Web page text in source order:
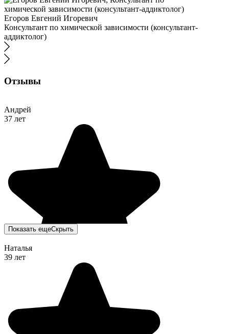
Егоров Евгений Игоревич
Консультант по химической зависимости (консультант-
аддиктолог)
Отзывы
Андрей
37 лет
Показать ещеСкрыть
Наталья
39 лет